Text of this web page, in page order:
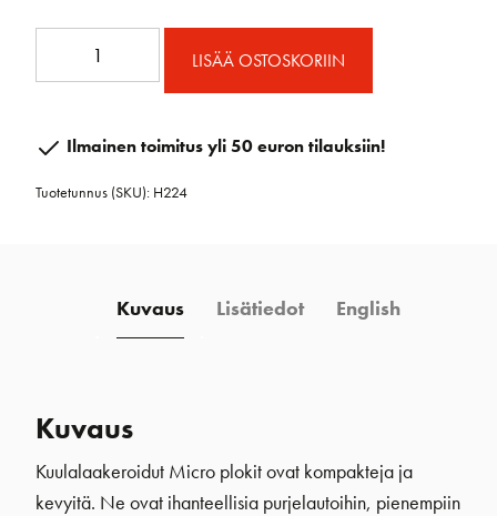
LISÄÄ OSTOSKORIIN
Ilmainen toimitus yli 50 euron tilauksiin!
Tuotetunnus (SKU): H224
Kuvaus Lisätiedot English
Kuvaus
Kuulalaakeroidut Micro plokit ovat kompakteja ja
kevyitä. Ne ovat ihanteellisia purjelautoihin, pienempiin